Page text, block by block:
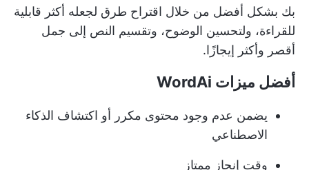
بك بشكل أفضل من خلال اقتراح طرق لجعله أكثر قابلية
للقراءة، ولتحسين الوضوح، وتقسيم النص إلى جمل
أقصر وأكثر إيجازًا.
أفضل ميزات WordAi
يضمن عدم وجود محتوى مكرر أو اكتشاف الذكاء
الاصطناعي
وقت إنجاز ممتاز